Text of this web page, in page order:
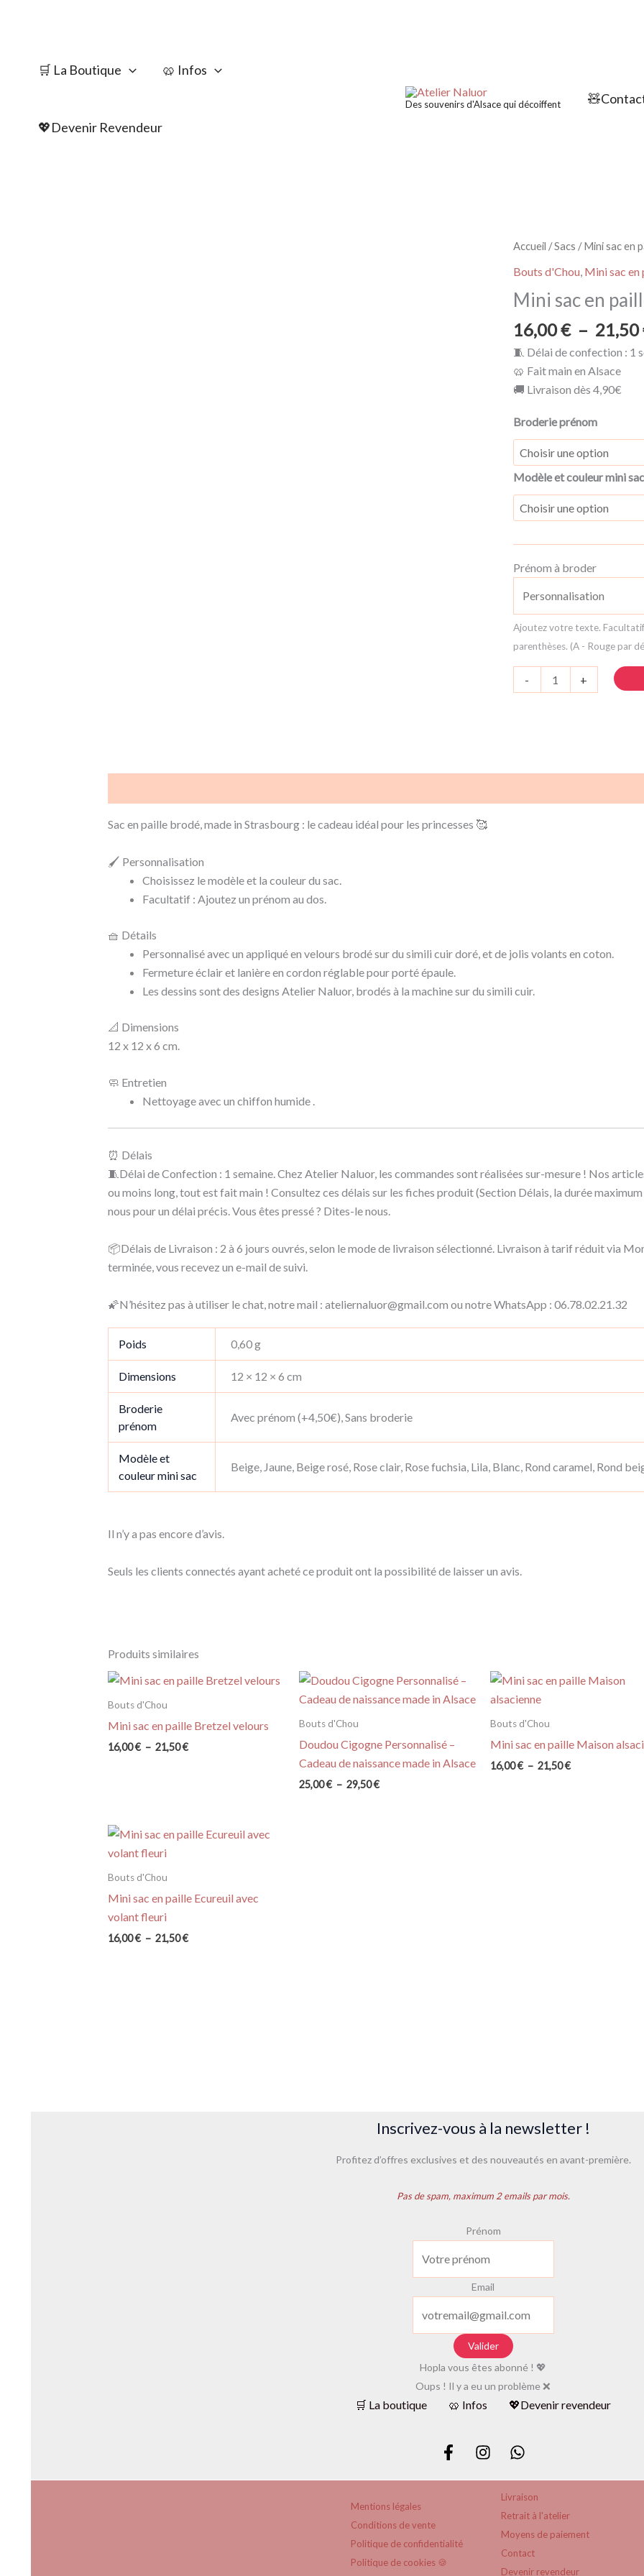
🛒 La Boutique 🥨 Infos
💖Devenir Revendeur
Des souvenirs d'Alsace qui décoiffent
Accueil /Sacs /Mini sac en
Bouts d'Chou Mini sac en
Mini sac en
16,00€ – 21,50
🧵 Délai de confection : 1
🥨 Fait main en Alsace
🚚 Livraison dès 4,90€
Broderie prénom
Modèle et couleur mini sac
Prénom à broder
Ajoutez votre texte.
parenthèses. (A - Rouge par
-
de
avec
+
Sac en paille brodé, made in Strasbourg : le cadeau idéal pour les princesses 🥰
🖌️ Personnalisation
Choisissez le modèle et la couleur du sac.
Facultatif : Ajoutez un prénom au dos.
🧺 Détails
Personnalisé avec un appliqué en velours brodé sur du simili cuir doré, et de jolis volants en coton.
Fermeture éclair et lanière en cordon réglable pour porté épaule.
Les dessins sont des designs Atelier Naluor, brodés à la machine sur du simili cuir.
📐 Dimensions
12 x 12 x 6 cm.
🧼 Entretien
Nettoyage avec un chiffon humide .
⏰ Délais
🧵Délai de Confection : 1 semaine. Chez Atelier Naluor, les commandes sont réalisées sur-mesure ! Nos
ou moins long, tout est fait main ! Consultez ces délais sur les fiches produit (Section Délais, la durée
nous pour un délai précis. Vous êtes pressé ? Dites-le nous.
📦Délais de Livraison : 2 à 6 jours ouvrés, selon le mode de livraison sélectionné. Livraison à tarif réduit via
terminée, vous recevez un e-mail de suivi.
🌠N’hésitez pas à utiliser le chat, notre mail : ateliernaluor@gmail.com ou notre WhatsApp : 06.78.02.21.32
Poids 0,60 g
Dimensions 12 × 12 × 6 cm
Broderie
prénom
Avec prénom (+4,50€), Sans broderie
Modèle et
couleur mini sac
Beige, Jaune, Beige rosé, Rose clair, Rose fuchsia, Lila, Blanc, Rond caramel, Rond
Il n’y a pas encore d’avis.
Seuls les clients connectés ayant acheté ce produit ont la possibilité de laisser un avis.
Produits similaires
Bouts d'Chou
Mini sac en paille Bretzel velours
16,00€ – 21,50€Plage
Bouts d'Chou
Doudou Cigogne Personnalisé –
Cadeau de naissance made in Alsace
25,00€ – 29,50€Plage
Bouts d'Chou
Mini sac en paille Maison
16,00€ – 21,50€Plage
Bouts d'Chou
Mini sac en paille Ecureuil avec
volant fleuri
16,00€ – 21,50€Plage
Inscrivez-vous à la newsletter !
Profitez d’offres exclusives et des nouveautés en avant-première.
Pas de spam, maximum 2 emails par mois.
Prénom
Email
Valider
Hopla vous êtes abonné ! 💖
Oups ! Il y a eu un problème ❌
🛒 La boutique 🥨 Infos 💖Devenir revendeur
Mentions légales
Conditions de vente
Politique de confidentialité
Politique de cookies 🍪
Livraison
Retrait à l'atelier
Moyens de paiement
Contact
Devenir revendeur